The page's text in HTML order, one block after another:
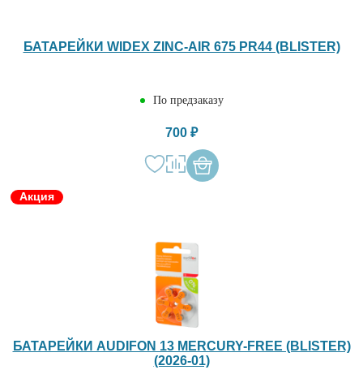
БАТАРЕЙКИ WIDEX ZINC-AIR 675 PR44 (BLISTER)
По предзаказу
700 ₽
Акция
БАТАРЕЙКИ AUDIFON 13 MERCURY-FREE (BLISTER)
(2026-01)